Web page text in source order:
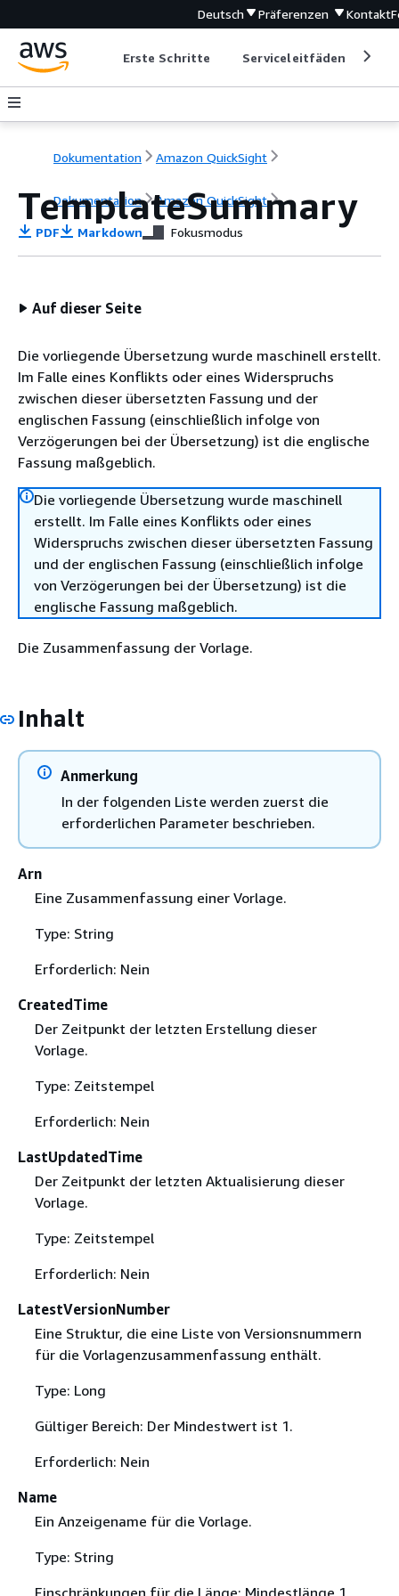
Deutsch Präferenzen Kontakt
Erste Schritte Serviceleitfäden
Dokumentation Amazon QuickSight
Dokumentation Amazon QuickSight
TemplateSummary
PDF Markdown Fokusmodus
Auf dieser Seite
Die vorliegende Übersetzung wurde maschinell erstellt.
Im Falle eines Konflikts oder eines Widerspruchs
zwischen dieser übersetzten Fassung und der
englischen Fassung (einschließlich infolge von
Verzögerungen bei der Übersetzung) ist die englische
Fassung maßgeblich.
Die vorliegende Übersetzung wurde maschinell
erstellt. Im Falle eines Konflikts oder eines
Widerspruchs zwischen dieser übersetzten Fassung
und der englischen Fassung (einschließlich infolge
von Verzögerungen bei der Übersetzung) ist die
englische Fassung maßgeblich.
Die Zusammenfassung der Vorlage.
Inhalt
Anmerkung
In der folgenden Liste werden zuerst die
erforderlichen Parameter beschrieben.
Arn
Eine Zusammenfassung einer Vorlage.
Type: String
Erforderlich: Nein
CreatedTime
Der Zeitpunkt der letzten Erstellung dieser
Vorlage.
Type: Zeitstempel
Erforderlich: Nein
LastUpdatedTime
Der Zeitpunkt der letzten Aktualisierung dieser
Vorlage.
Type: Zeitstempel
Erforderlich: Nein
LatestVersionNumber
Eine Struktur, die eine Liste von Versionsnummern
für die Vorlagenzusammenfassung enthält.
Type: Long
Gültiger Bereich: Der Mindestwert ist 1.
Erforderlich: Nein
Name
Ein Anzeigename für die Vorlage.
Type: String